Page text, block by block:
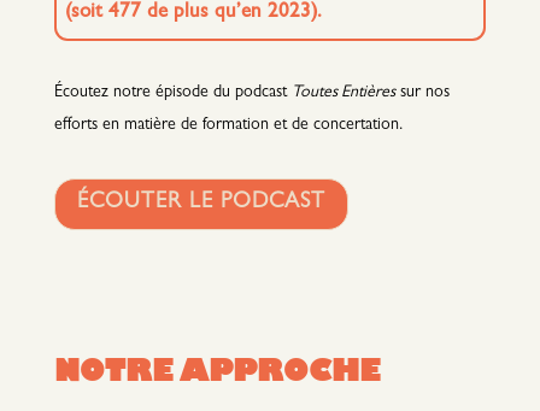
(soit 477 de plus qu’en 2023).
Écoutez notre épisode du podcast Toutes Entièressur nos
efforts en matière de formation et de concertation.
ÉCOUTER LE PODCAST
NOTRE APPROCHE